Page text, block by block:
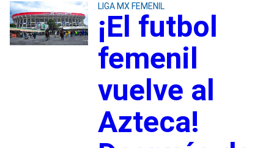
LIGA MX FEMENIL
¡El futbol
femenil
vuelve al
Azteca!